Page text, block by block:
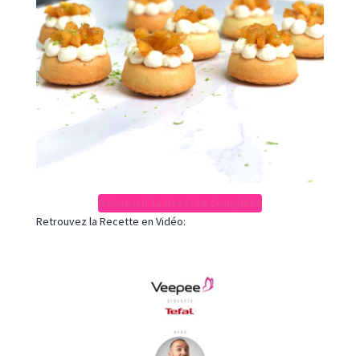
Retrouvez la Recette en Vidéo: